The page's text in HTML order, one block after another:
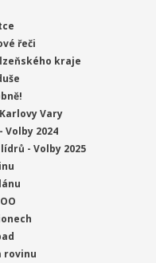
řeči
kraje
Vary
2024
- Volby 2025
rovinu